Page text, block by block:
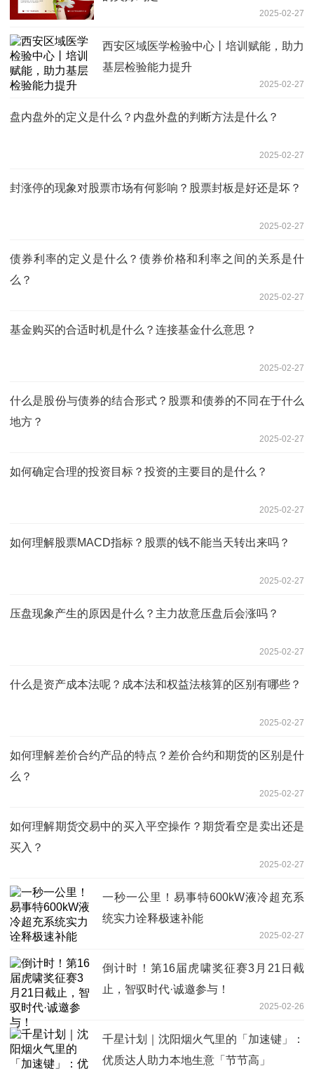
2025-02-27
西安区域医学检验中心丨培训赋能，助力
基层检验能力提升
2025-02-27
盘内盘外的定义是什么？内盘外盘的判断方法是什么？
2025-02-27
封涨停的现象对股票市场有何影响？股票封板是好还是坏？
2025-02-27
债券利率的定义是什么？债券价格和利率之间的关系是什
么？
2025-02-27
基金购买的合适时机是什么？连接基金什么意思？
2025-02-27
什么是股份与债券的结合形式？股票和债券的不同在于什么
地方？
2025-02-27
如何确定合理的投资目标？投资的主要目的是什么？
2025-02-27
如何理解股票MACD指标？股票的钱不能当天转出来吗？
2025-02-27
压盘现象产生的原因是什么？主力故意压盘后会涨吗？
2025-02-27
什么是资产成本法呢？成本法和权益法核算的区别有哪些？
2025-02-27
如何理解差价合约产品的特点？差价合约和期货的区别是什
么？
2025-02-27
如何理解期货交易中的买入平空操作？期货看空是卖出还是
买入？
2025-02-27
一秒一公里！易事特600kW液冷超充系
统实力诠释极速补能
2025-02-27
倒计时！第16届虎啸奖征赛3月21日截
止，智驭时代·诚邀参与！
2025-02-26
千星计划｜沈阳烟火气里的「加速键」：
优质达人助力本地生意「节节高」